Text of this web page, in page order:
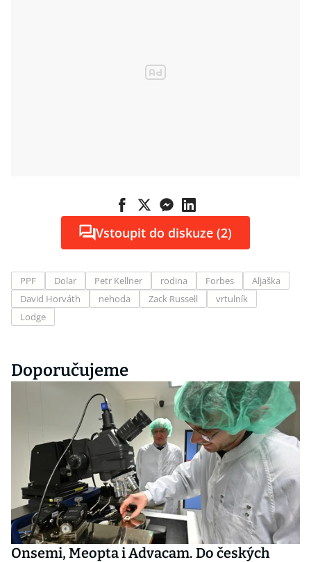
Vstoupit do diskuze (2)
PPF Dolar Petr Kellner rodina Forbes
Aljaška
David Horváth
nehoda Zack Russell
vrtulník
Lodge
Doporučujeme
Onsemi, Meopta i Advacam. Do českých